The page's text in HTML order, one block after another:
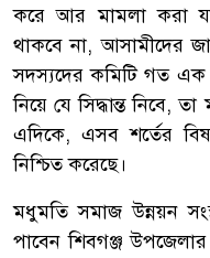
করে আর মামলা করা
থাকবে না, আসামীদের
সদস্যদের কমিটি গত এক
নিয়ে যে সিদ্ধান্ত নিবে,
এদিকে, এসব শর্তের
নিশ্চিত করেছে।
মধুমতি সমাজ উন্নয়ন
পাবেন শিবগঞ্জ